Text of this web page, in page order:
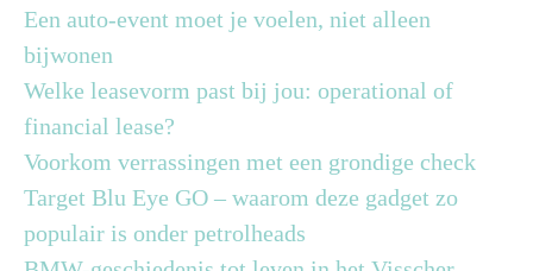
Een auto-event moet je voelen, niet alleen
bijwonen
Welke leasevorm past bij jou: operational of
financial lease?
Voorkom verrassingen met een grondige check
Target Blu Eye GO – waarom deze gadget zo
populair is onder petrolheads